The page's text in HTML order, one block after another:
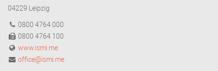
04229 Leipzig
0800 4764 000
0800 4764 100
www.ismi.me
office@ismi.me